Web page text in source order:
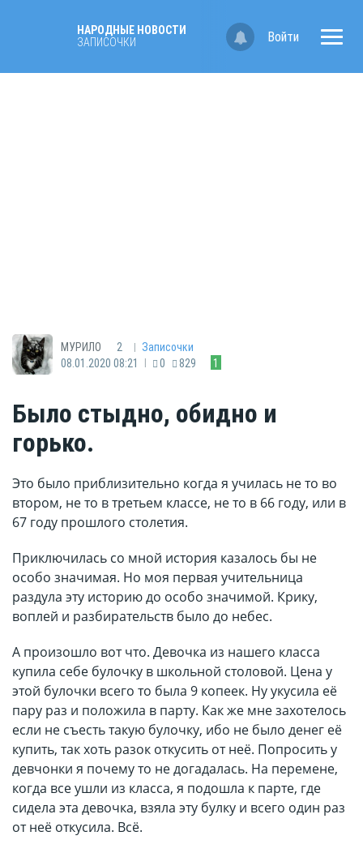
НАРОДНЫЕ НОВОСТИ
ЗАПИСОЧКИ
Войти
МУРИЛО 2 | Записочки
08.01.2020 08:21
| 0 829 1
Было стыдно, обидно и
горько.
Это было приблизительно когда я училась не то во
втором, не то в третьем классе, не то в 66 году, или в
67 году прошлого столетия.
Приключилась со мной история казалось бы не
особо значимая. Но моя первая учительница
раздула эту историю до особо значимой. Крику,
воплей и разбирательств было до небес.
А произошло вот что. Девочка из нашего класса
купила себе булочку в школьной столовой. Цена у
этой булочки всего то была 9 копеек. Ну укусила её
пару раз и положила в парту. Как же мне захотелось
если не съесть такую булочку, ибо не было денег её
купить, так хоть разок откусить от неё. Попросить у
девчонки я почему то не догадалась. На перемене,
когда все ушли из класса, я подошла к парте, где
сидела эта девочка, взяла эту булку и всего один раз
от неё откусила. Всё.